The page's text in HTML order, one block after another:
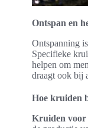
Ontspan en
Ontspanning
Specifieke
helpen om
draagt ook bij
Hoe kruiden
Kruiden voor